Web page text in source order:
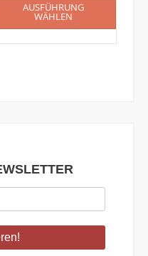
AUSFÜHRUNG
WÄHLEN